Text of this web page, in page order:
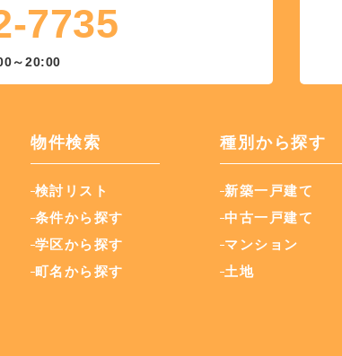
7735
～20:00
物件検索
検討リスト
条件から探す
学区から探す
町名から探す
種別から探す
新築一戸建て
中古一戸建て
マンション
土地